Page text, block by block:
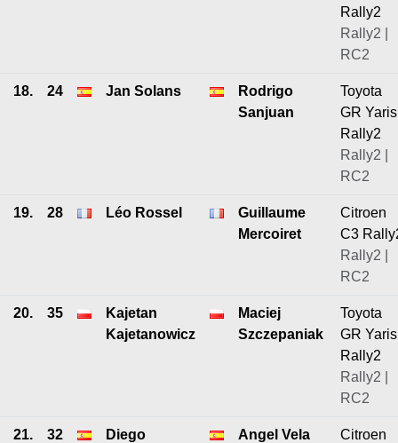
Rally2
Rally2 |
RC2
18. 24 Jan Solans
Rodrigo
Sanjuan
Toyota
GR Yaris
Rally2
Rally2 |
RC2
19. 28 Léo Rossel
Guillaume
Mercoiret
Citroen
C3
Rally2 |
RC2
20. 35
Kajetan
Kajetanowicz
Maciej
Szczepaniak
Toyota
GR Yaris
Rally2
Rally2 |
RC2
21. 32
Diego
Angel Vela
Citroen